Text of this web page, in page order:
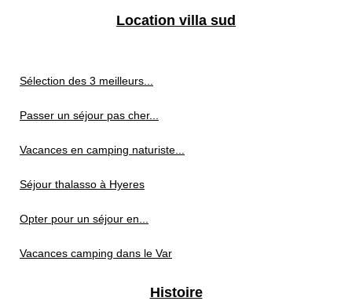
Location villa sud
Sélection des 3 meilleurs...
Passer un séjour pas cher...
Vacances en camping naturiste...
Séjour thalasso à Hyeres
Opter pour un séjour en...
Vacances camping dans le Var
Histoire